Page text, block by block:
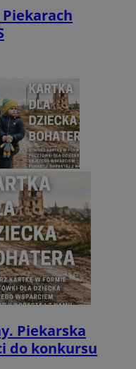
Piekarach
Piekarska
do konkursu